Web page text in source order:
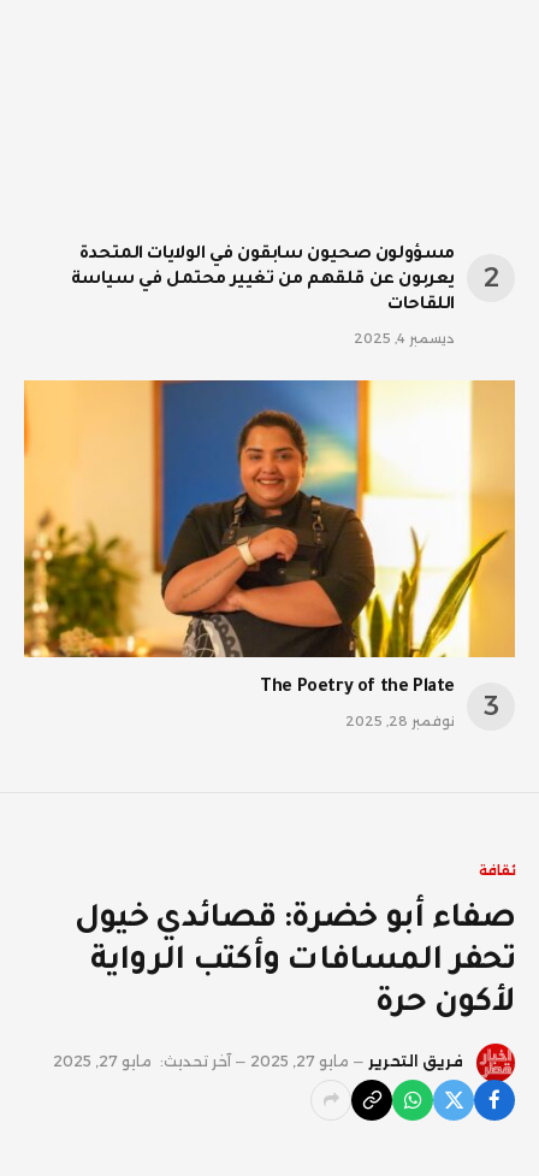
مسؤولون صحيون سابقون في الولايات المتحدة
يعربون عن قلقهم من تغيير محتمل في سياسة
اللقاحات
ديسمبر 4, 2025
The Poetry of the Plate
نوفمبر 28, 2025
ثقافة
صفاء أبو خضرة: قصائدي خيول
تحفر المسافات وأكتب الرواية
لأكون حرة
فريق التحرير مايو 27, 2025 آخر تحديث: مايو 27, 2025